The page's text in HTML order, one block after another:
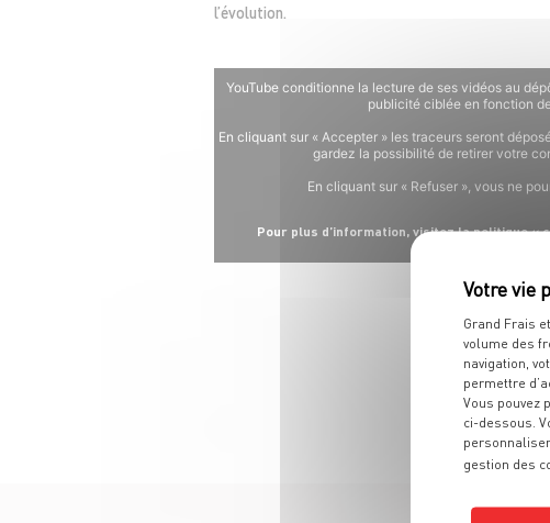
l’évolution.
YouTube conditionne la lecture de ses vidéos au
publicité ciblée en fonction
En cliquant sur « Accepter » les traceurs seront
gardez la possibilité de retirer votre
En cliquant sur « Refuser », vous ne
Pour plus d’information, visitez la politique «
Grand Frais et
volume des
navigation,
permettre
Vous pouvez
ci-dessous.
gestion des